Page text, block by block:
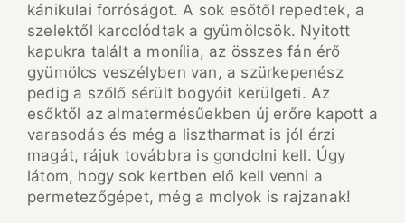
kánikulai forróságot. A sok esőtől repedtek, a
szelektől karcolódtak a gyümölcsök. Nyitott
kapukra talált a monília, az összes fán érő
gyümölcs veszélyben van, a szürkepenész
pedig a szőlő sérült bogyóit kerülgeti. Az
esőktől az almatermésűekben új erőre kapott a
varasodás és még a lisztharmat is jól érzi
magát, rájuk továbbra is gondolni kell. Úgy
látom, hogy sok kertben elő kell venni a
permetezőgépet, még a molyok is rajzanak!